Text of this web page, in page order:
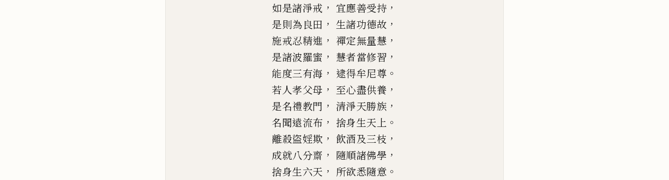
如是諸淨戒 ， 宜應善受持 ，
是則為良田 ， 生諸功德故 ，
施戒忍精進 ， 禪定無量慧 ，
是諸波羅蜜 ， 慧者當修習 ，
能度三有海 ， 逮得牟尼尊 。
若人孝父母 ， 至心盡供養 ，
是名禮教門 ， 清淨天勝族 ，
名聞遠流布 ， 捨身生天上 。
離殺盜婬欺 ， 飲酒及三枝 ，
成就八分齋 ， 隨順諸佛學 ，
捨身生六天 ， 所欲悉隨意 。